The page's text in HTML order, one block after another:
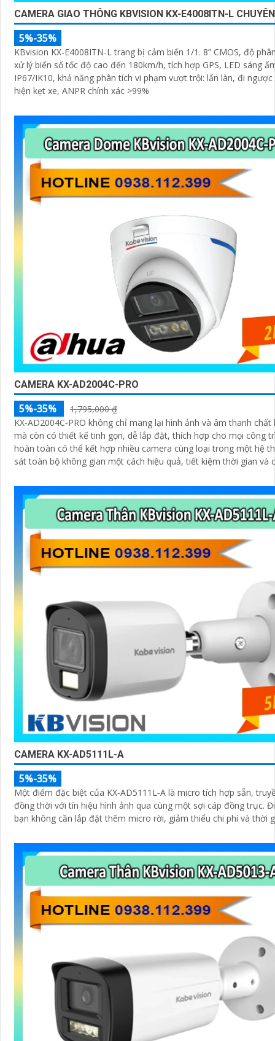
CAMERA GIAO THÔNG KBVISION KX-E4008ITN-L
5%-35%
KBvision KX-E4008ITN-L trang bị cảm biến 1/1. 8” CMOS, độ
xử lý biển số tốc độ cao đến 180km/h, tích hợp GPS, LED sáng
IP67/IK10, khả năng phân tích vi phạm vượt trội: lấn làn, đi
hiện kẹt xe, ANPR chính xác >99%
CAMERA KX-AD2004C-PRO
5%-35%
1,795,000 ₫
KX‑AD2004C‑PRO không chỉ mang lại hình ảnh và âm thanh
mà còn có thiết kế tinh gọn, dễ lắp đặt, thích hợp cho mọi công trình.
hoàn toàn có thể kết hợp nhiều camera cùng loại trong một hệ
sát toàn bộ không gian một cách hiệu quả, tiết kiệm thời gian và
CAMERA KX-AD5111L-A
5%-35%
Một điểm đặc biệt của KX‑AD5111L‑A là micro tích hợp sẵn,
đồng thời với tín hiệu hình ảnh qua cùng một sợi cáp đồng trục. Điều này giúp
bạn không cần lắp đặt thêm micro rời, giảm thiểu chi phí và thời